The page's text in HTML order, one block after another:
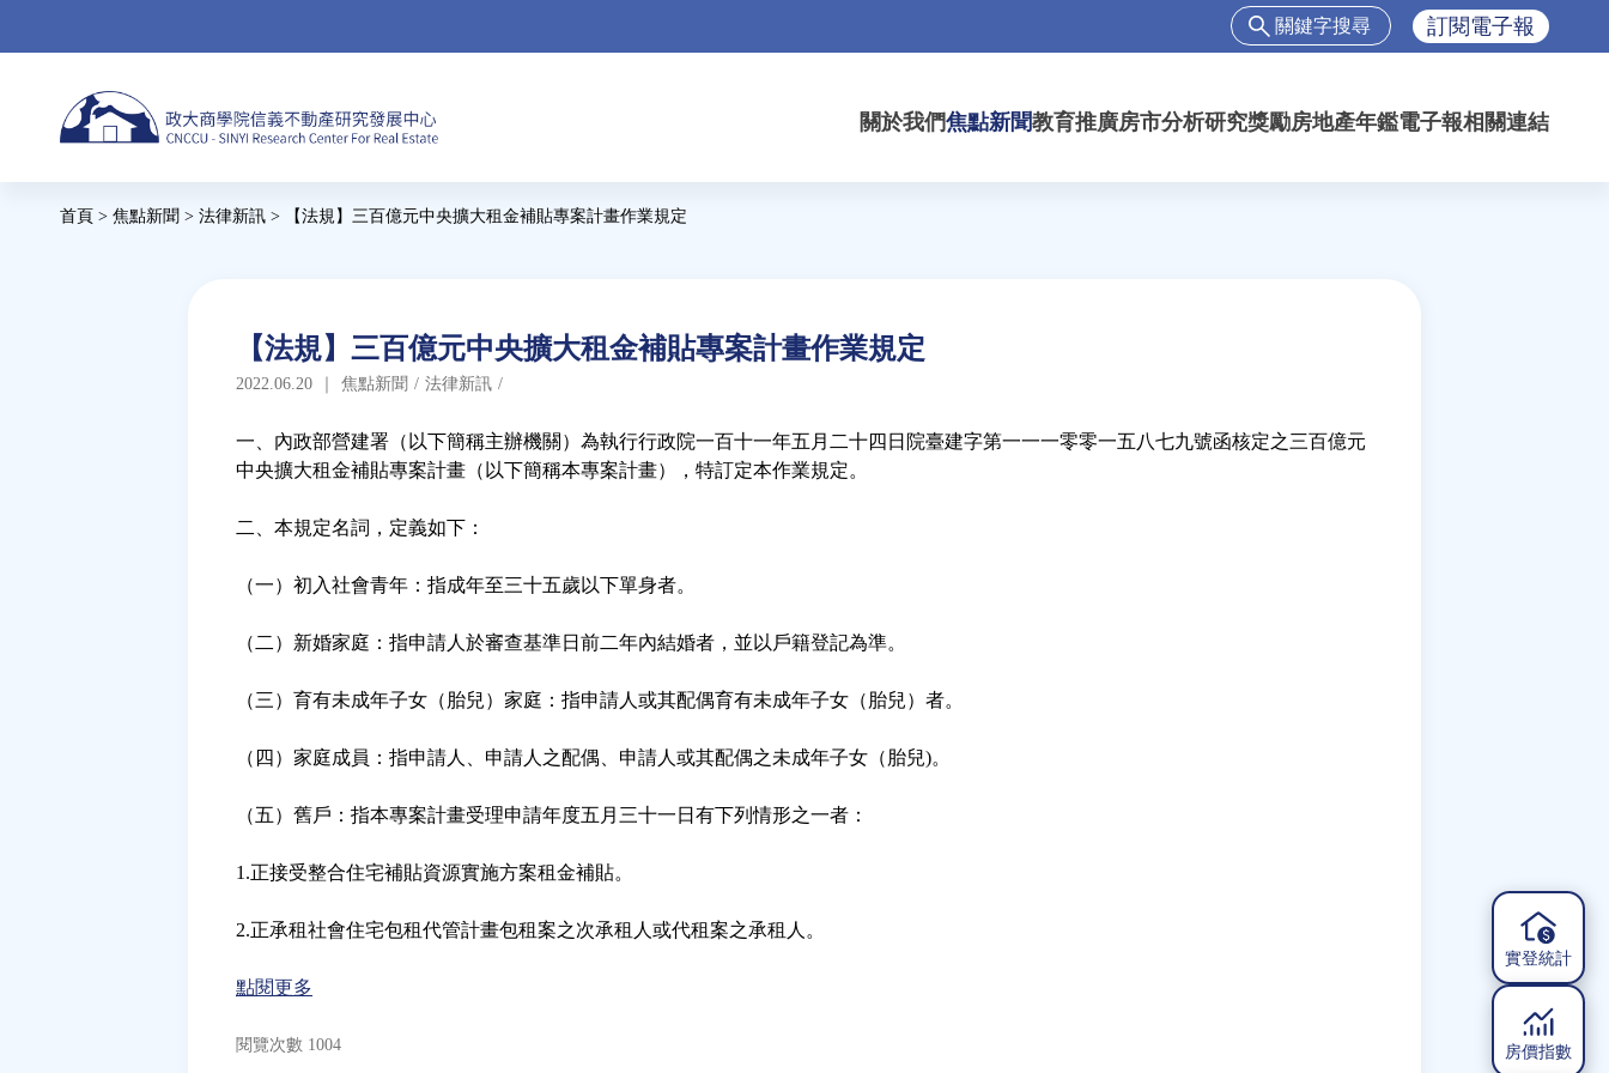
搜
表
單
搜
尋
訂閱電子報
關於我們焦點新聞教育推廣房市分析研究獎勵房地產年鑑電子報相關連結
首頁 > 焦點新聞 > 法律新訊 > 【法規】三百億元中央擴大租金補貼專案計畫作業規定
to
Back
【法規】三百億元中央擴大租金補貼專案計畫作業規定
2022.06.20 焦點新聞 / 法律新訊 /
一、內政部營建署（以下簡稱主辦機關）為執行行政院一百十一年五月二十四日院臺建字第一一一零零一五八七九號函核定之三百億元
中央擴大租金補貼專案計畫（以下簡稱本專案計畫），特訂定本作業規定。
二、本規定名詞，定義如下：
（一）初入社會青年：指成年至三十五歲以下單身者。
（二）新婚家庭：指申請人於審查基準日前二年內結婚者，並以戶籍登記為準。
（三）育有未成年子女（胎兒）家庭：指申請人或其配偶育有未成年子女（胎兒）者。
（四）家庭成員：指申請人、申請人之配偶、申請人或其配偶之未成年子女（胎兒)。
（五）舊戶：指本專案計畫受理申請年度五月三十一日有下列情形之一者：
1.正接受整合住宅補貼資源實施方案租金補貼。
2.正承租社會住宅包租代管計畫包租案之次承租人或代租案之承租人。
點閱更多
閱覽次數 1004
實登統計
房價指數